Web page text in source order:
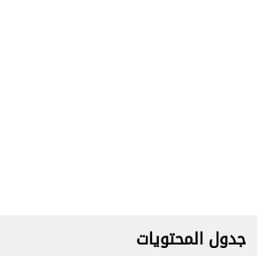
جدول المحتويات